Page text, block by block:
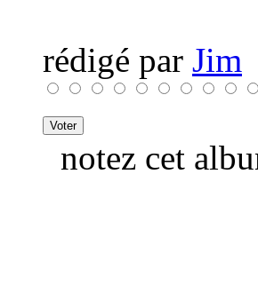
rédigé par Jim
notez cet